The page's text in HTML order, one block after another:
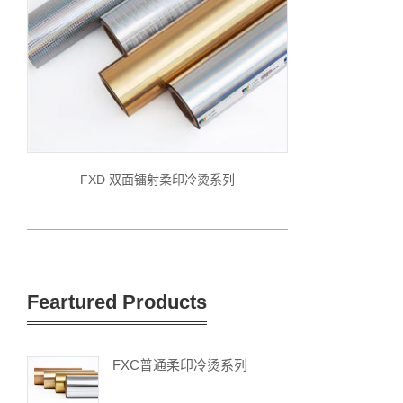
FXD 双面镭射柔印冷烫系列
Feartured Products
FXC普通柔印冷烫系列